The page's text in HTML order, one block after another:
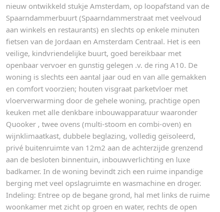
nieuw ontwikkeld stukje Amsterdam, op loopafstand van de
Spaarndammerbuurt (Spaarndammerstraat met veelvoud
aan winkels en restaurants) en slechts op enkele minuten
fietsen van de Jordaan en Amsterdam Centraal. Het is een
veilige, kindvriendelijke buurt, goed bereikbaar met
openbaar vervoer en gunstig gelegen .v. de ring A10. De
woning is slechts een aantal jaar oud en van alle gemakken
en comfort voorzien; houten visgraat parketvloer met
vloerverwarming door de gehele woning, prachtige open
keuken met alle denkbare inbouwapparatuur waaronder
Quooker , twee ovens (multi-stoom en combi-oven) en
wijnklimaatkast, dubbele beglazing, volledig geïsoleerd,
privé buitenruimte van 12m2 aan de achterzijde grenzend
aan de besloten binnentuin, inbouwverlichting en luxe
badkamer. In de woning bevindt zich een ruime inpandige
berging met veel opslagruimte en wasmachine en droger.
Indeling: Entree op de begane grond, hal met links de ruime
woonkamer met zicht op groen en water, rechts de open